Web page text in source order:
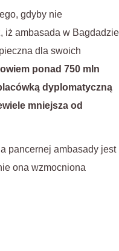
gdyby nie
iż ambasada w Bagdadzie
dla swoich
ponad 750 mln
dyplomatyczną
mniejsza od
pancernej ambasady jest
ona wzmocniona